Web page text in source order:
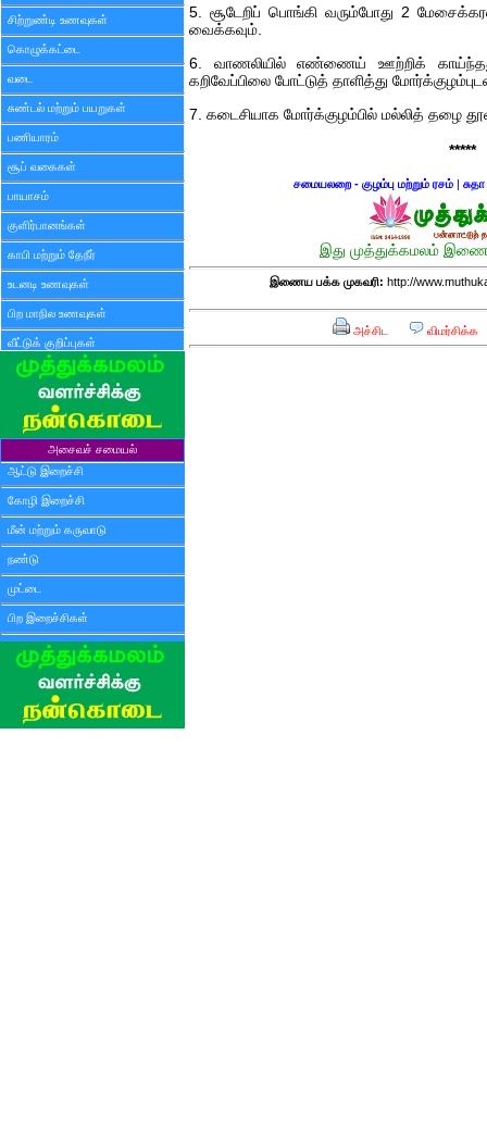
சிற்றுண்டி உணவுகள்
கொழுக்கட்டை
வடை
சுண்டல் மற்றும் பயறுகள்
பணியாரம்
சூப் வகைகள்
பாயாசம்
குளிர்பானங்கள்
காபி மற்றும் தேநீர்
உடனடி உணவுகள்
பிற மாநில உணவுகள்
வீட்டுக் குறிப்புகள்
அசைவச் சமையல்
ஆட்டு இறைச்சி
கோழி இறைச்சி
மீன் மற்றும் கருவாடு
நண்டு
முட்டை
பிற இறைச்சிகள்
5. சூடேறிப் பொங்கி வரும்போது 2
வைக்கவும்.
6. வாணலியில் எண்ணைய் ஊற்றிக்
கறிவேப்பிலை போட்டுத் தாளித்து
7. கடைசியாக மோர்க்குழம்பில் மல்லித் தழை
*****
சமையலறை - குழம்பு மற்றும் ரசம் |
இது முத்துக்கமலம்
இணைய பக்க முகவரி: http://
அச்சிட விமர்சிக்க